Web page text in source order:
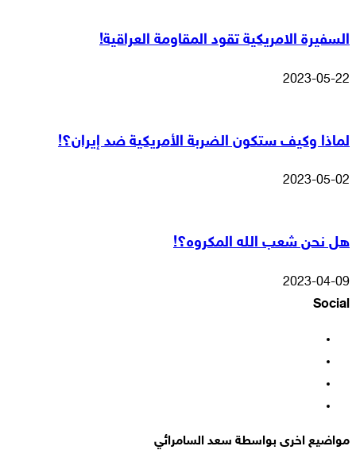
السفيرة الامريكية تقود المقاومة العراقية!
2023-05-22
لماذا وكيف ستكون الضربة الأمريكية ضد إيران؟!
2023-05-02
هل نحن شعب الله المكروه؟!
2023-04-09
Social
مواضيع اخرى بواسطة سعد السامرائي